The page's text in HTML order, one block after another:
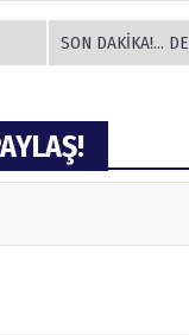
SON DAKİKA!... DENİZLİ'DE